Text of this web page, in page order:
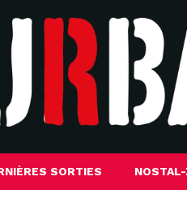
SORTIES